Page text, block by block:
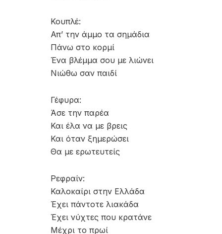
Κουπλέ:
Απ’ την άμμο τα σημάδια
Πάνω στο κορμί
Ένα βλέμμα σου με λιώνει
Νιώθω σαν παιδί
Γέφυρα:
Άσε την παρέα
Και έλα να με βρεις
Και όταν ξημερώσει
Θα με ερωτευτείς
Ρεφραίν:
Καλοκαίρι στην Ελλάδα
Έχει πάντοτε λιακάδα
Έχει νύχτες που κρατάνε
Μέχρι το πρωί